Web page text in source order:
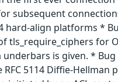
subsequent
hard-align platforms *
tls_require_ciphers for
is given. * Bug
RFC 5114 Diffie-Hellman